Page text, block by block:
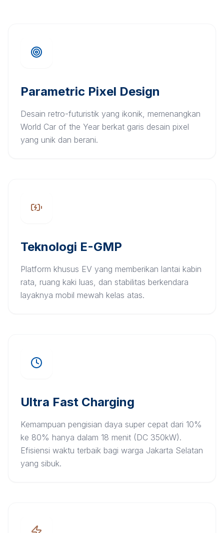
Parametric Pixel Design
Desain retro-futuristik yang ikonik, memenangkan
World Car of the Year berkat garis desain pixel
yang unik dan berani.
Teknologi E-GMP
Platform khusus EV yang memberikan lantai kabin
rata, ruang kaki luas, dan stabilitas berkendara
layaknya mobil mewah kelas atas.
Ultra Fast Charging
Kemampuan pengisian daya super cepat dari 10%
ke 80% hanya dalam 18 menit (DC 350kW).
Efisiensi waktu terbaik bagi warga Jakarta Selatan
yang sibuk.